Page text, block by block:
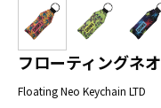
フローティングネ
Floating Neo Keychain LTD